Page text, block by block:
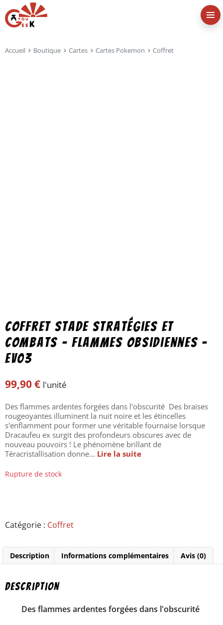
Accueil Boutique Cartes Cartes Pokemon Coffret
Coffret Stade Stratégies et
Combats – Flammes Obsidiennes –
EV03
99,90€ l'unité
Des flammes ardentes forgées dans l'obscurité Des braises
rougeoyantes illuminent la nuit noire et les étincelles
s'enflamment pour former une véritable fournaise lorsque
Dracaufeu ex surgit des profondeurs obscures avec de
nouveau pouvoirs ! Le phénomène brillant de
Téracristallisation donne... Lire la suite
Rupture de stock
Catégorie : Coffret
Description Informations complémentaires Avis (0)
Description
Des flammes ardentes forgées dans l'obscurité